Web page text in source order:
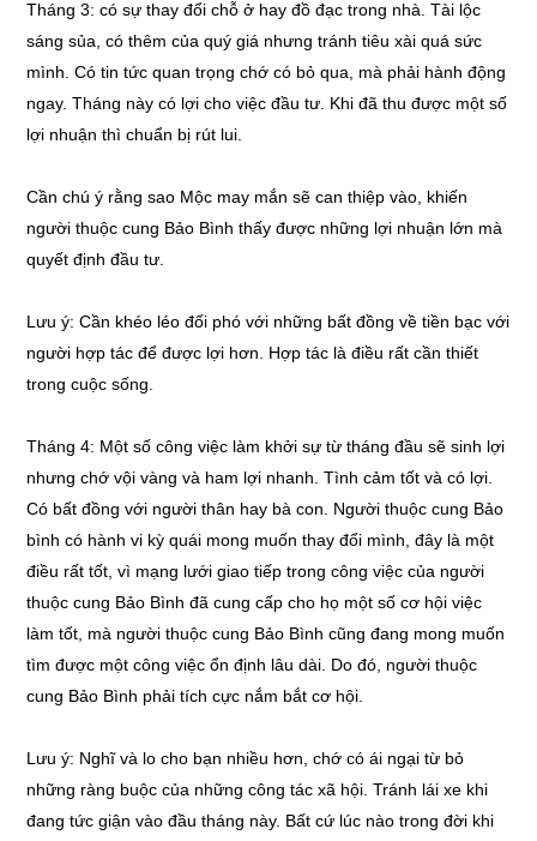
Tháng 3: có sự thay đổi chỗ ở hay đồ đạc trong nhà. Tài lộc
sáng sủa, có thêm của quý giá nhưng tránh tiêu xài quá sức
mình. Có tin tức quan trọng chớ có bỏ qua, mà phải hành động
ngay. Tháng này có lợi cho việc đầu tư. Khi đã thu được một số
lợi nhuận thì chuẩn bị rút lui.
Cần chú ý rằng sao Mộc may mắn sẽ can thiệp vào, khiến
người thuộc cung Bảo Bình thấy được những lợi nhuận lớn mà
quyết định đầu tư.
Lưu ý: Cần khéo léo đối phó với những bất đồng về tiền bạc với
người hợp tác để được lợi hơn. Hợp tác là điều rất cần thiết
trong cuộc sống.
Tháng 4: Một số công việc làm khởi sự từ tháng đầu sẽ sinh lợi
nhưng chớ vội vàng và ham lợi nhanh. Tình cảm tốt và có lợi.
Có bất đồng với người thân hay bà con. Người thuộc cung Bảo
bình có hành vi kỳ quái mong muốn thay đổi mình, đây là một
điều rất tốt, vì mạng lưới giao tiếp trong công việc của người
thuộc cung Bảo Bình đã cung cấp cho họ một số cơ hội việc
làm tốt, mà người thuộc cung Bảo Bình cũng đang mong muốn
tìm được một công việc ổn định lâu dài. Do đó, người thuộc
cung Bảo Bình phải tích cực nắm bắt cơ hội.
Lưu ý: Nghĩ và lo cho bạn nhiều hơn, chớ có ái ngại từ bỏ
những ràng buộc của những công tác xã hội. Tránh lái xe khi
đang tức giận vào đầu tháng này. Bất cứ lúc nào trong đời khi